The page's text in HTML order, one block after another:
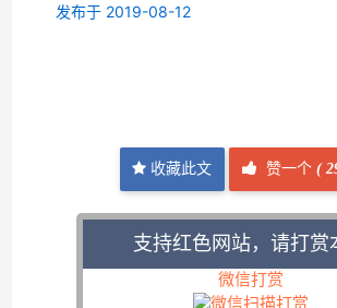
发布于 2019-08-12
收藏此文 赞一个(
支持红色网站，请打赏
微信打赏